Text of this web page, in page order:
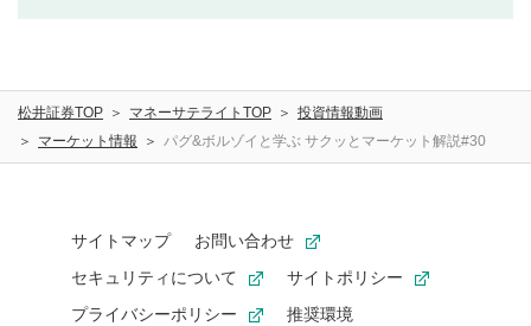
に関する著作者人格権を行使しないことに同意します。利
用者が投稿したコメントは、当社サービスの広告・宣伝、
利用促進の目的で、印刷物・WEBサイト・SNS等に掲載す
ることがあります。
松井証券TOP マネーサテライトTOP
投資情報動画
マーケット情報
パグ&ボルゾイと学ぶ サクッとマーケット解説#30
サイトマップ
お問い合わせ
セキュリティについて
サイトポリシー
プライバシーポリシー
推奨環境